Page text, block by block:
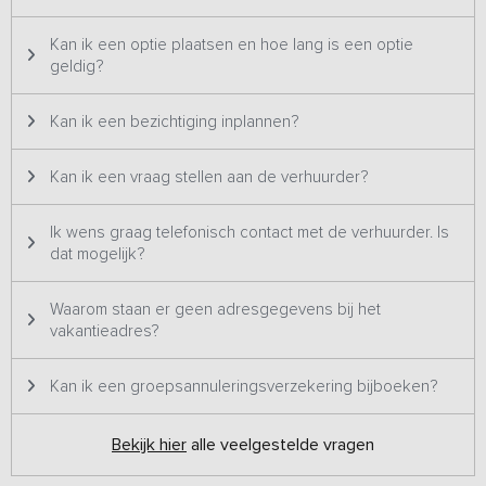
Opmerking:
Vanwege de rust in en rondom de accommodatie en omdat wij
aan vrijgezellenfeesten, drankfeesten, groepen jongeren,
studentenverenigingen en dergelijken.
Kan ik een optie plaatsen en hoe lang is een optie
geldig?
Kan ik een bezichtiging inplannen?
Kan ik een vraag stellen aan de verhuurder?
Ik wens graag telefonisch contact met de verhuurder. Is
dat mogelijk?
Waarom staan er geen adresgegevens bij het
vakantieadres?
Kan ik een groepsannuleringsverzekering bijboeken?
Bekijk hier alle veelgestelde vragen